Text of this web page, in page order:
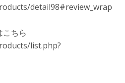
detail98#review_wrap
こちら
list.php?